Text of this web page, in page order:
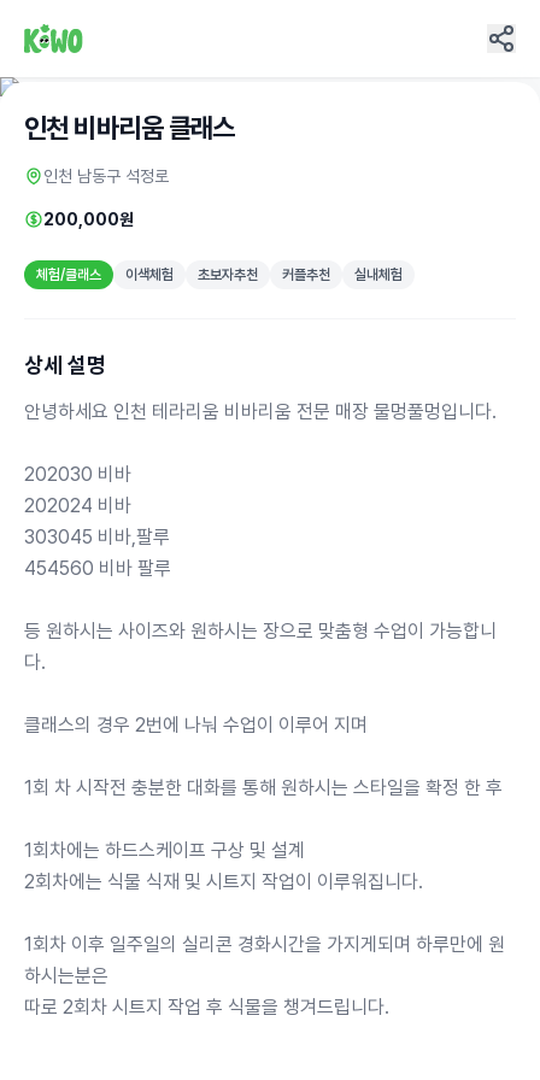
인천 비바리움 클래스
인천 남동구 석정로
200,000원
체험/클래스 이색체험 초보자추천 커플추천 실내체험
상세 설명
안녕하세요 인천 테라리움 비바리움 전문 매장 물멍풀멍입니다.
202030 비바
202024 비바
303045 비바,팔루
454560 비바 팔루
등 원하시는 사이즈와 원하시는 장으로 맞춤형 수업이 가능합니
다.
클래스의 경우 2번에 나눠 수업이 이루어 지며
1회 차 시작전 충분한 대화를 통해 원하시는 스타일을 확정 한 후
1회차에는 하드스케이프 구상 및 설계
2회차에는 식물 식재 및 시트지 작업이 이루워집니다.
1회차 이후 일주일의 실리콘 경화시간을 가지게되며 하루만에 원
하시는분은
따로 2회차 시트지 작업 후 식물을 챙겨드립니다.